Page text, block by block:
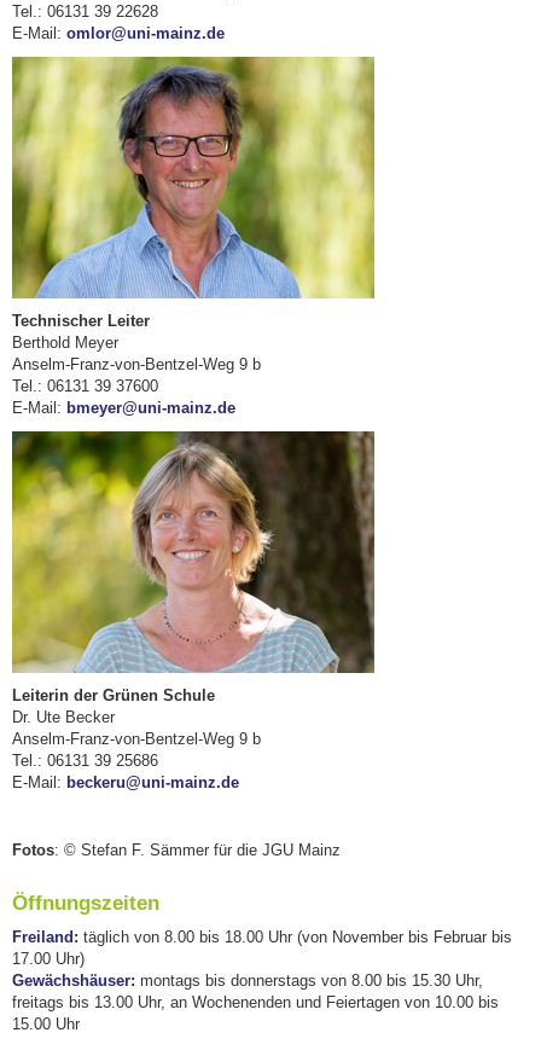
Tel.: 06131 39 22628
E-Mail: omlor@uni-mainz.de
Technischer Leiter
Berthold Meyer
Anselm-Franz-von-Bentzel-Weg 9 b
Tel.: 06131 39 37600
E-Mail: bmeyer@uni-mainz.de
Leiterin der Grünen Schule
Dr. Ute Becker
Anselm-Franz-von-Bentzel-Weg 9 b
Tel.: 06131 39 25686
E-Mail: beckeru@uni-mainz.de
Fotos: © Stefan F. Sämmer für die JGU Mainz
Öffnungszeiten
Freiland : täglich von 8.00 bis 18.00 Uhr (von November bis Februar bis
17.00 Uhr)
Gewächshäuser: montags bis donnerstags von 8.00 bis 15.30 Uhr,
freitags bis 13.00 Uhr, an Wochenenden und Feiertagen von 10.00 bis
15.00 Uhr